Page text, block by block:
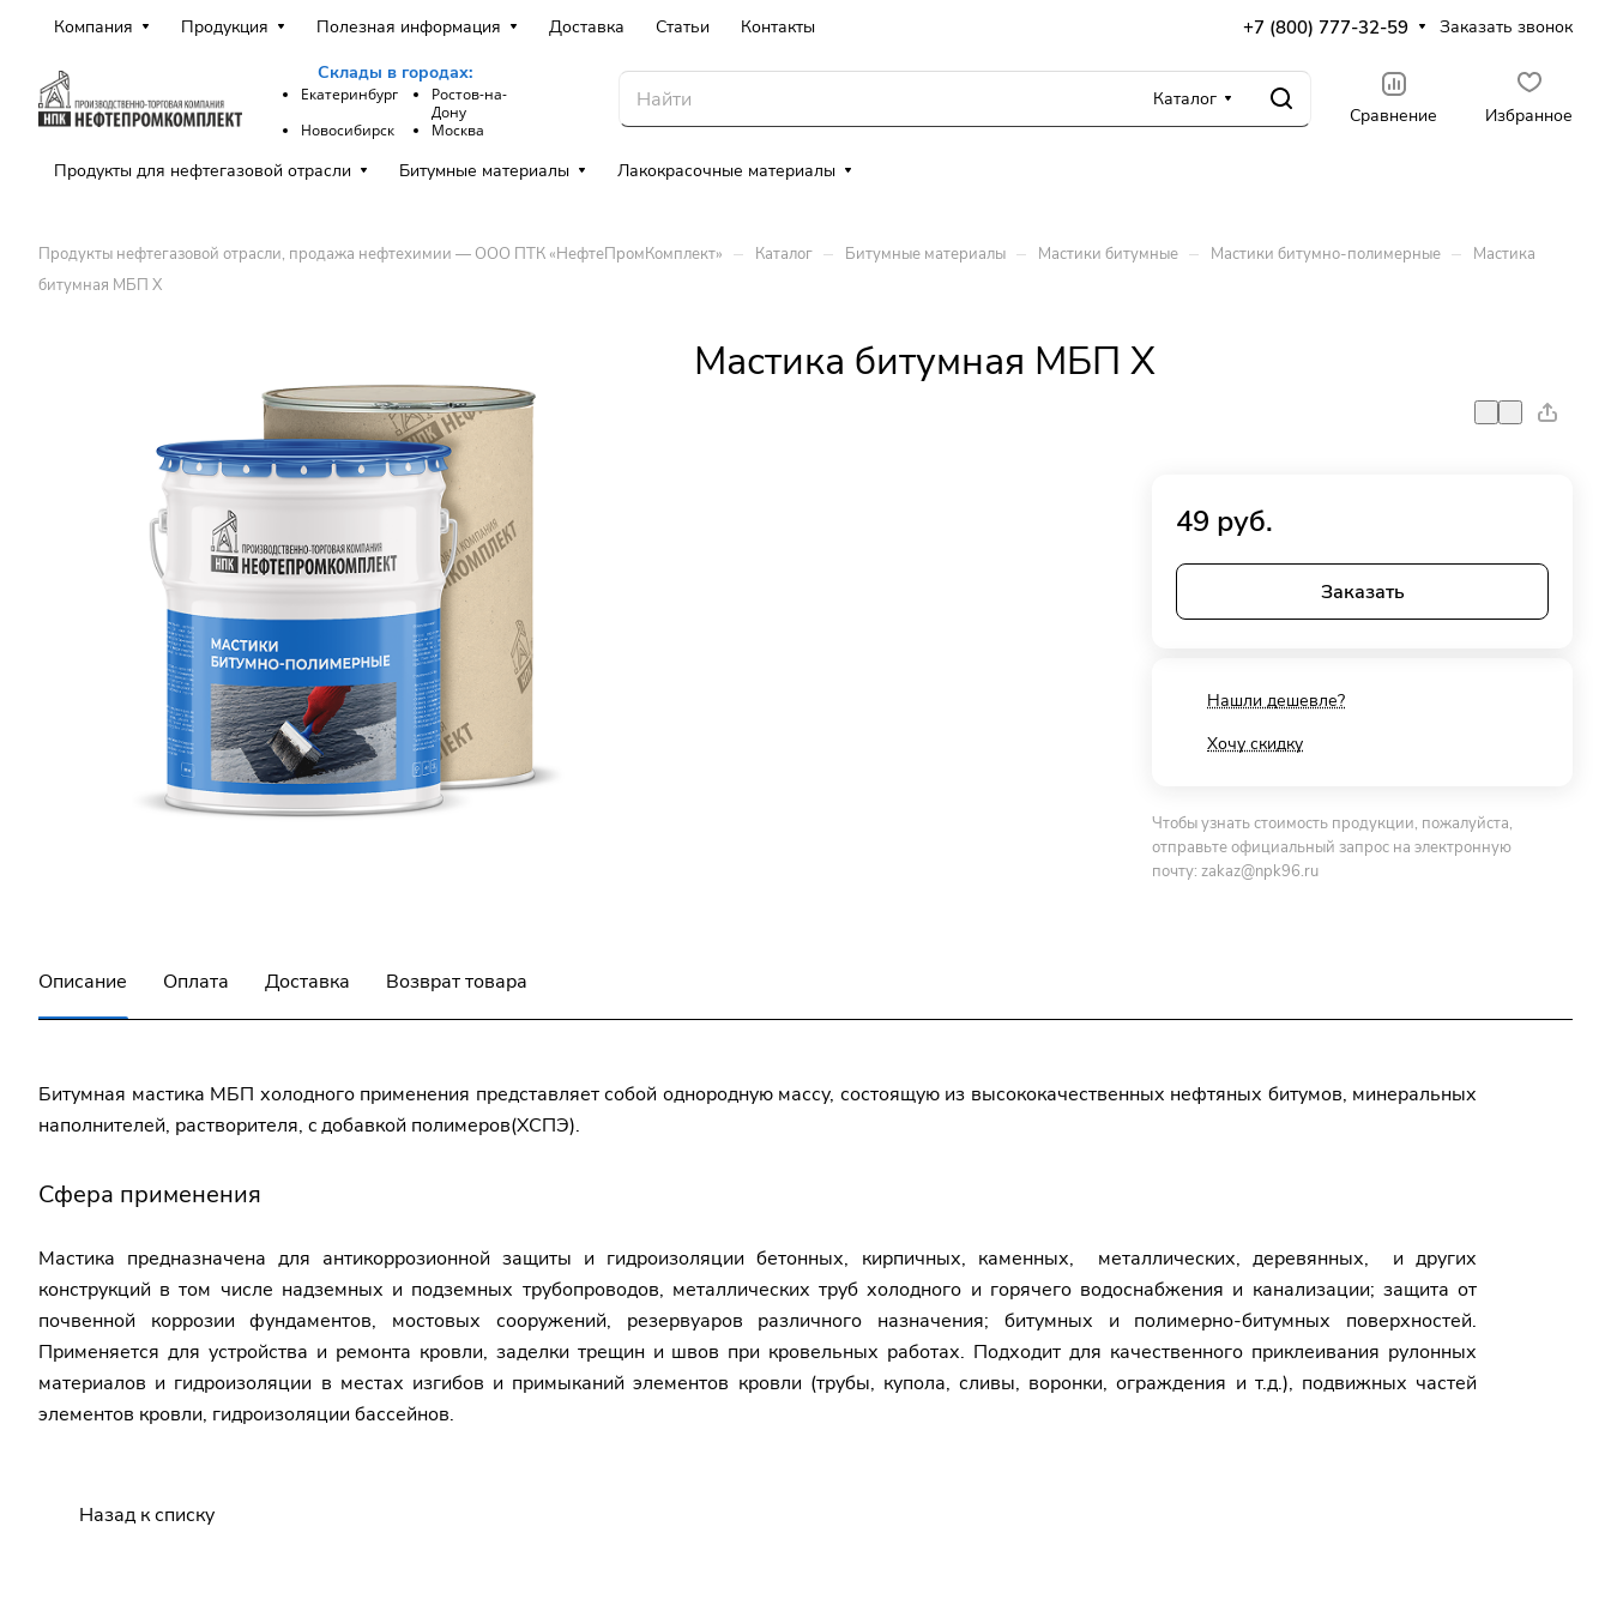
Компания Продукция Полезная информация Доставка Статьи Контакты +7 (800) 777-32-59
Заказать звонок
Склады в городах:
Екатеринбург
Ростов-на-
Дону
Новосибирск
Москва
Каталог
Сравнение Избранное
Продукты для нефтегазовой отрасли Битумные материалы Лакокрасочные материалы
Продукты нефтегазовой отрасли, продажа нефтехимии — ООО ПТК «НефтеПромКомплект» – Каталог – Битумные материалы – Мастики битумные – Мастики битумно-полимерные –
Мастика
битумная МБП Х
Мастика битумная МБП Х
49 руб.
Заказать
Нашли дешевле?
Хочу скидку
Чтобы узнать стоимость продукции, пожалуйста,
отправьте официальный запрос на электронную
почту:zakaz@npk96.ru
Описание Оплата Доставка Возврат товара
Битумная мастика МБП холодного применения представляет собой однородную массу, состоящую из высококачественных нефтяных битумов, минеральных
наполнителей, растворителя, c добавкой полимеров(ХСПЭ).
Сфера применения
Мастика предназначена для антикоррозионной защиты и гидроизоляции бетонных, кирпичных, каменных, металлических, деревянных, и других
конструкций в том числе надземных и подземных трубопроводов, металлических труб холодного и горячего водоснабжения и канализации; защита от
почвенной коррозии фундаментов, мостовых сооружений, резервуаров различного назначения; битумных и полимерно-битумных поверхностей.
Применяется для устройства и ремонта кровли, заделки трещин и швов при кровельных работах. Подходит для качественного приклеивания рулонных
материалов и гидроизоляции в местах изгибов и примыканий элементов кровли (трубы, купола, сливы, воронки, ограждения и т.д.), подвижных частей
элементов кровли, гидроизоляции бассейнов.
Назад к списку